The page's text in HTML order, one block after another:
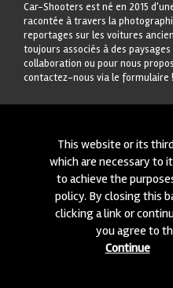
Car-Shooters est né en 2015
racontée à travers la
reportages sur les voitures
toujours associés à des
collaboration ou pour nous
contactez-nous via le formulaire !
nouvelles voitures à
moduleiçi!
© 2015-2026 CAR-SHOOTERS.
This website or its
which are necessary to
to achieve the
policy. By closing this
clicking a link or
you agree to
Continue